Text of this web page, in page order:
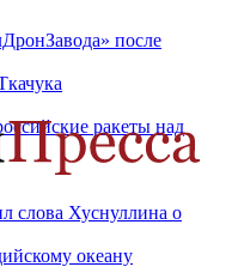
после
ракеты над
слова Хуснуллина о
океану